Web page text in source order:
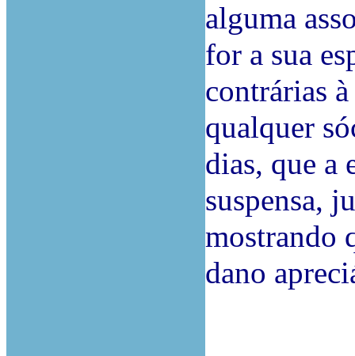
alguma
for a sua
contrárias
qualquer
dias, que a
suspensa,
mostrando
dano